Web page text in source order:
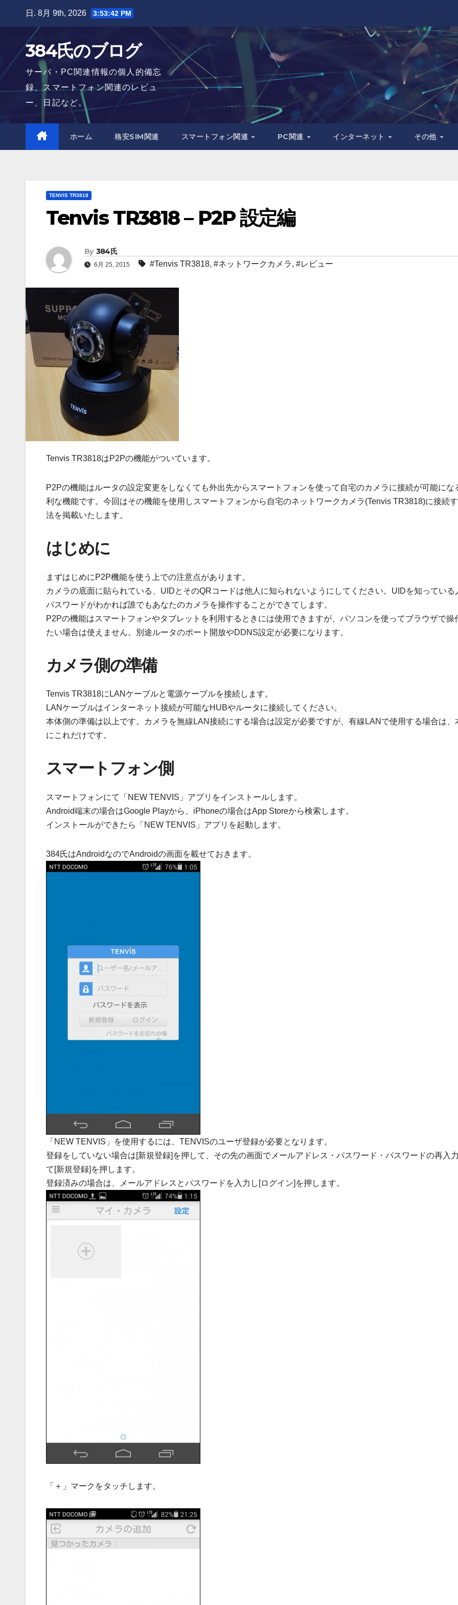
日. 8月 9th, 2026 3:53:43 PM
384氏のブログ
サーバ・PC関連情報の個人的備忘
録、スマートフォン関連のレビュ
ー、日記など。
ホーム 格安SIM関連 スマートフォン関連 PC関連 インターネット その他
TENVIS TR3818
Tenvis TR3818 – P2P 設定編
By 384氏
6月 25, 2015 #Tenvis TR3818, #ネットワークカメラ, #レビュー
Tenvis TR3818はP2Pの機能がついています。
P2Pの機能はルータの設定変更をしなくても外出先からスマートフォンを使って自宅のカメラに接続が可能にな
利な機能です。今回はその機能を使用しスマートフォンから自宅のネットワークカメラ(Tenvis TR3818)に接続
法を掲載いたします。
はじめに
まずはじめにP2P機能を使う上での注意点があります。
カメラの底面に貼られている、UIDとそのQRコードは他人に知られないようにしてください。UIDを知っている
パスワードがわかれば誰でもあなたのカメラを操作することができてします。
P2Pの機能はスマートフォンやタブレットを利用するときには使用できますが、パソコンを使ってブラウザで操
たい場合は使えません。別途ルータのポート開放やDDNS設定が必要になります。
カメラ側の準備
Tenvis TR3818にLANケーブルと電源ケーブルを接続します。
LANケーブルはインターネット接続が可能なHUBやルータに接続してください。
本体側の準備は以上です。カメラを無線LAN接続にする場合は設定が必要ですが、有線LANで使用する場合は、
にこれだけです。
スマートフォン側
スマートフォンにて「NEW TENVIS」アプリをインストールします。
Android端末の場合はGoogle Playから、iPhoneの場合はApp Storeから検索します。
インストールができたら「NEW TENVIS」アプリを起動します。
384氏はAndroidなのでAndroidの画面を載せておきます。
「NEW TENVIS」を使用するには、TENVISのユーザ登録が必要となります。
登録をしていない場合は[新規登録]を押して、その先の画面でメールアドレス・パスワード・パスワードの再入
て[新規登録]を押します。
登録済みの場合は、メールアドレスとパスワードを入力し[ログイン]を押します。
「＋」マークをタッチします。